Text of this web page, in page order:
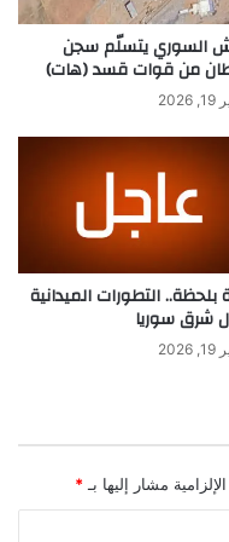
“//السوري يتسلّم سجن
من قوات قسد (هات)
التطورات الميدانية
شرق سوريا
مشار إليها بـ *